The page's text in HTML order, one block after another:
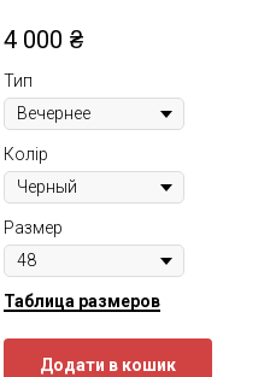
4 000 ₴
Тип
Колір
Размер
Таблица размеров
Додати в кошик